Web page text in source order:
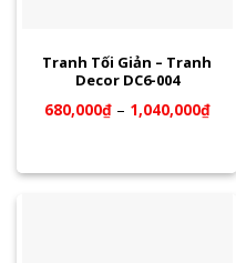
Tranh Tối Giản – Tranh
Decor DC6-004
680,000₫– 1,040,000₫